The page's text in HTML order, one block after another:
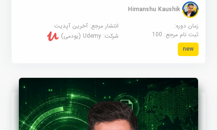
Himanshu Kaushik
زمان دوره:
انتشار مرجع:آخرین آپدیت
ثبت نام مرجع:100 شرکت:Udemy (یودمی)
new